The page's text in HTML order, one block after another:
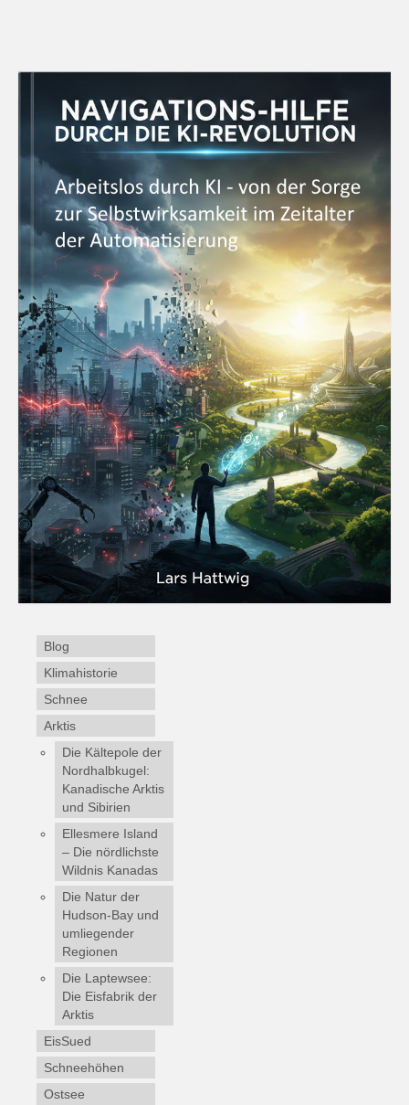
Blog
Klimahistorie
Schnee
Arktis
Die Kältepole der
Nordhalbkugel:
Kanadische Arktis
und Sibirien
Ellesmere Island
– Die nördlichste
Wildnis Kanadas
Die Natur der
Hudson-Bay und
umliegender
Regionen
Die Laptewsee:
Die Eisfabrik der
Arktis
EisSued
Schneehöhen
Ostsee